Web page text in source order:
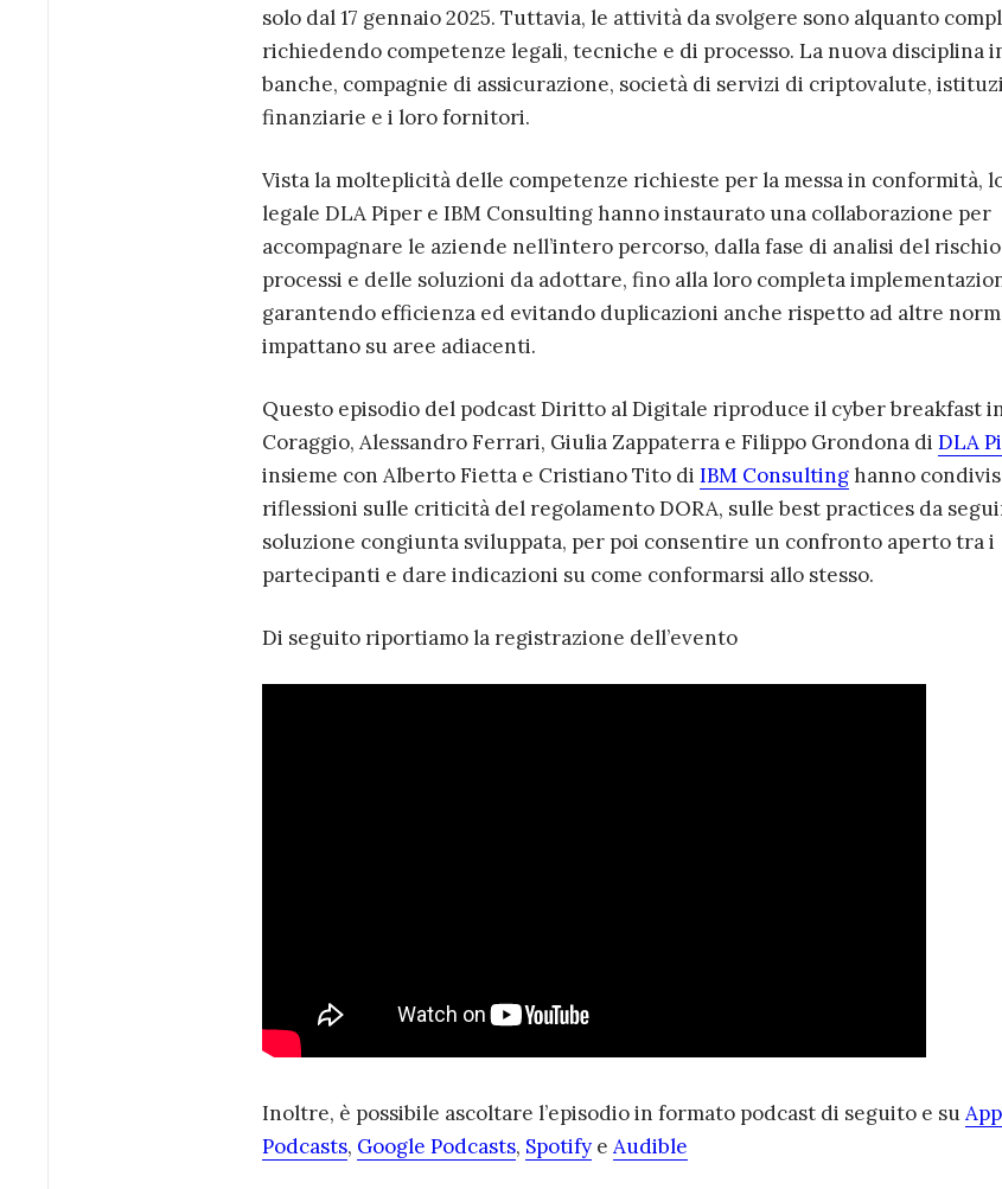
solo dal 17 gennaio 2025. Tuttavia, le attività da svolgere sono alquanto
richiedendo competenze legali, tecniche e di processo. La nuova disciplina
banche, compagnie di assicurazione, società di servizi di criptovalute,
finanziarie e i loro fornitori.
Vista la molteplicità delle competenze richieste per la messa in conformità,
legale DLA Piper e IBM Consulting hanno instaurato una collaborazione per
accompagnare le aziende nell’intero percorso, dalla fase di analisi del
processi e delle soluzioni da adottare, fino alla loro completa
garantendo efficienza ed evitando duplicazioni anche rispetto ad altre
impattano su aree adiacenti.
Questo episodio del podcast Diritto al Digitale riproduce il cyber breakfast
Coraggio, Alessandro Ferrari, Giulia Zappaterra e Filippo Grondona di DLA
insieme con Alberto Fietta e Cristiano Tito di IBM Consultinghanno
riflessioni sulle criticità del regolamento DORA, sulle best practices da
soluzione congiunta sviluppata, per poi consentire un confronto aperto tra i
partecipanti e dare indicazioni su come conformarsi allo stesso.
Di seguito riportiamo la registrazione dell’evento
Inoltre, è possibile ascoltare l’episodio in formato podcast di seguito e su
Podcasts, Google Podcasts, Spotifye Audible